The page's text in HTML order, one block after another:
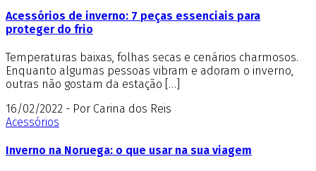
Acessórios de inverno: 7 peças essenciais para
proteger do frio
Temperaturas baixas, folhas secas e cenários charmosos.
Enquanto algumas pessoas vibram e adoram o inverno,
outras não gostam da estação […]
16/02/2022 - Por Carina dos Reis
Acessórios
Inverno na Noruega: o que usar na sua viagem